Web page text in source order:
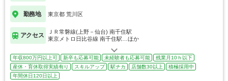
勤務地 東京都 荒川区
アクセス
ＪＲ常磐線(上野－仙台) 南千住駅
東京メトロ日比谷線 南千住駅…ほか
年収800万円以上可 新卒も応募可能 未経験者も応募可能
残業月10ｈ以下
産休・育休取得実績有り
スキルアップ 駅チカ 店舗数30以上
積極採用中
年間休日120日以上